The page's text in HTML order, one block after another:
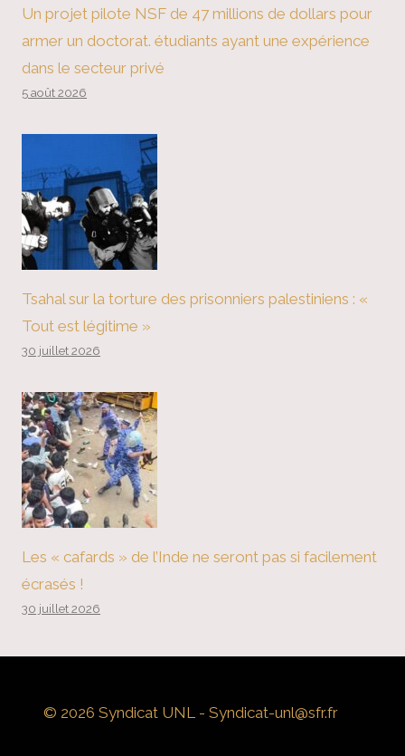
Un projet pilote NSF de 47 millions de dollars pour
armer un doctorat. étudiants ayant une expérience
dans le secteur privé
5 août 2026
Tsahal sur la torture des prisonniers palestiniens : «
Tout est légitime »
30 juillet 2026
Les « cafards » de l’Inde ne seront pas si facilement
écrasés !
30 juillet 2026
© 2026 Syndicat UNL - Syndicat-unl@sfr.fr